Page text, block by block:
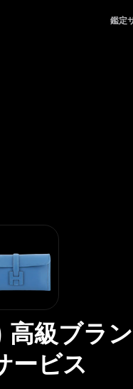
鑑定
高級ブラ
ービス